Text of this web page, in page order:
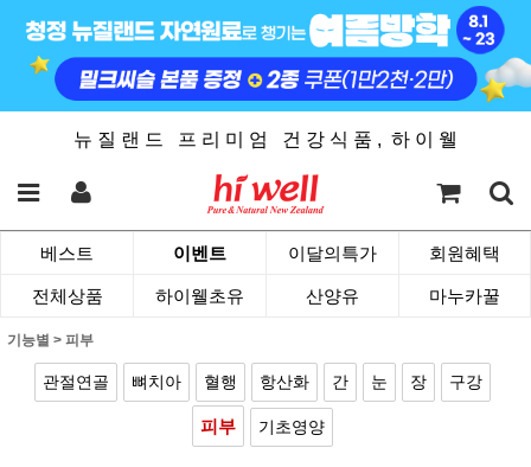
뉴 질 랜 드 프 리 미 엄 건 강 식 품 , 하 이 웰
베스트 이벤트 이달의특가 회원혜택
전체상품 하이웰초유 산양유 마누카꿀
기능별 > 피부
관절연골 뼈치아 혈행 항산화 간 눈 장 구강
피부 기초영양